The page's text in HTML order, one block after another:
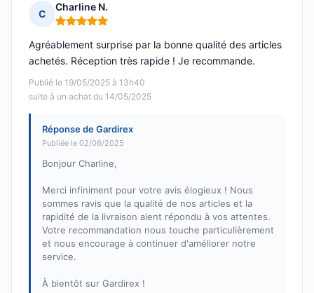
C
Charline N.
Note : 5 sur 5
Publié le 19/05/2025 à 13h40
suite à un achat du 14/05/2025
Agréablement surprise par la bonne qualité des articles
achetés. Réception très rapide ! Je recommande.
Réponse de Gardirex
Publiée le 02/06/2025
Bonjour Charline,
Merci infiniment pour votre avis élogieux ! Nous
sommes ravis que la qualité de nos articles et la
rapidité de la livraison aient répondu à vos attentes.
Votre recommandation nous touche particulièrement
et nous encourage à continuer d'améliorer notre
service.
À bientôt sur Gardirex !